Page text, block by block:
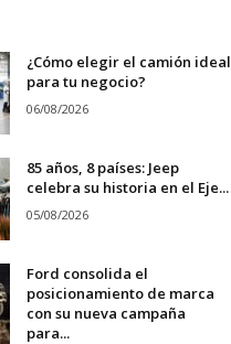
¿Cómo elegir el camión ideal
para tu negocio?
06/08/2026
85 años, 8 países: Jeep
celebra su historia en el Eje...
05/08/2026
Ford consolida el
posicionamiento de marca
con su nueva campaña
para...